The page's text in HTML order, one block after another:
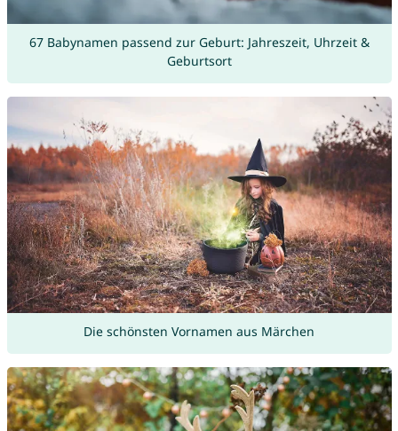
67 Babynamen passend zur Geburt: Jahreszeit, Uhrzeit &
Geburtsort
Die schönsten Vornamen aus Märchen